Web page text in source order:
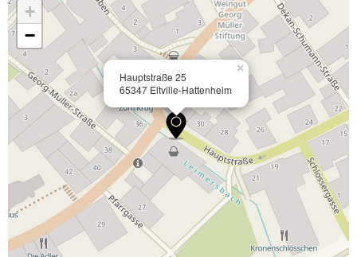
Hauptstraße 25
65347 Eltville-Hattenheim
×
+
−